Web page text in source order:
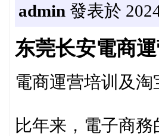
admin 發表於
东莞长安電商
電商運营培训及
比年来，電子商